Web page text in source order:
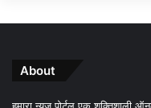
About